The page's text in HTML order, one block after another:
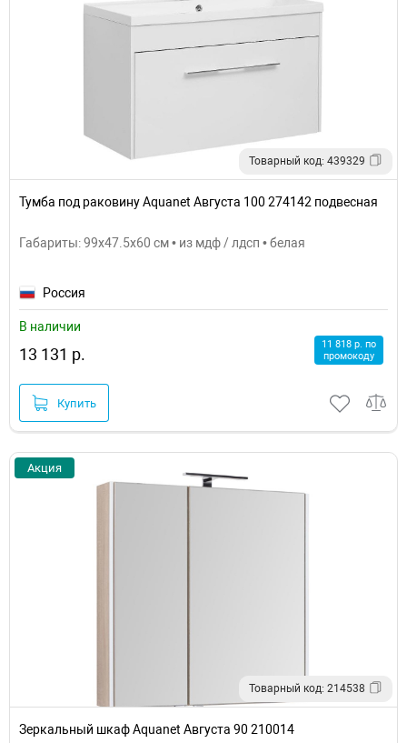
Товарный код: 439329
Тумба под раковину Aquanet Августа 100 274142 подвесная
Габариты: 99x47.5x60 см • из мдф / лдсп • белая
Россия
В наличии
13 131 р.
11 818 р. по
промокоду
Купить
Акция
Товарный код: 214538
Зеркальный шкаф Aquanet Августа 90 210014